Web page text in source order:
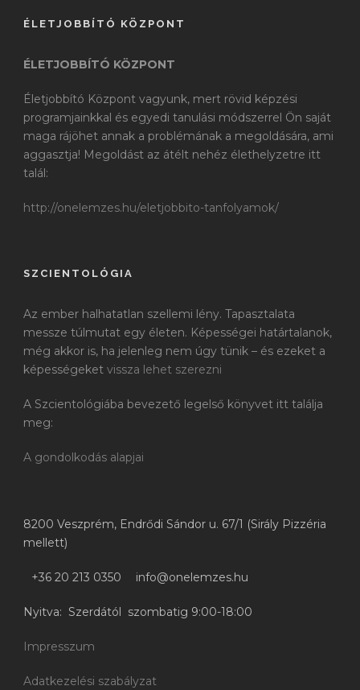
ÉLETJOBBÍTÓ KÖZPONT
ÉLETJOBBÍTÓ KÖZPONT
Életjobbító Központ vagyunk, mert rövid képzési
programjainkkal és egyedi tanulási módszerrel Ön saját
maga rájöhet annak a problémának a megoldására, ami
aggasztja! Megoldást az átélt nehéz élethelyzetre itt
talál:
http://onelemzes.hu/eletjobbito-tanfolyamok/
SZCIENTOLÓGIA
Az ember halhatatlan szellemi lény. Tapasztalata
messze túlmutat egy életen. Képességei határtalanok,
még akkor is, ha jelenleg nem úgy tünik – és ezeket a
képességeket vissza lehet szerezni
A Szcientológiába bevezető legelső könyvet itt találja
meg:
A gondolkodás alapjai
8200 Veszprém, Endrődi Sándor u. 67/1 (Sirály Pizzéria
mellett)
+36 20 213 0350 info@onelemzes.hu
Nyitva: Szerdától szombatig 9:00-18:00
Impresszum
Adatkezelési szabályzat